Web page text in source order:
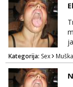
Kategorija: Sex